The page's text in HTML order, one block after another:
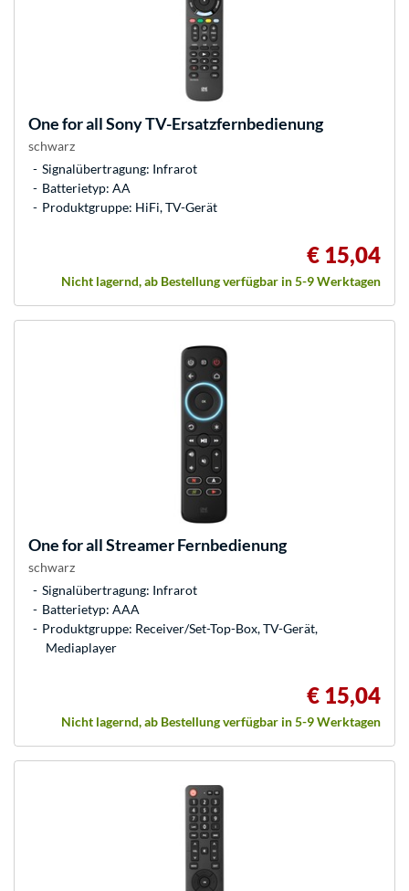
One for allSony TV-Ersatzfernbedienung
schwarz
Signalübertragung: Infrarot
Batterietyp: AA
Produktgruppe: HiFi, TV-Gerät
€ 15,04
Nicht lagernd, ab Bestellung verfügbar in 5-9 Werktagen
One for allStreamer Fernbedienung
schwarz
Signalübertragung: Infrarot
Batterietyp: AAA
Produktgruppe: Receiver/Set-Top-Box, TV-Gerät,
Mediaplayer
€ 15,04
Nicht lagernd, ab Bestellung verfügbar in 5-9 Werktagen